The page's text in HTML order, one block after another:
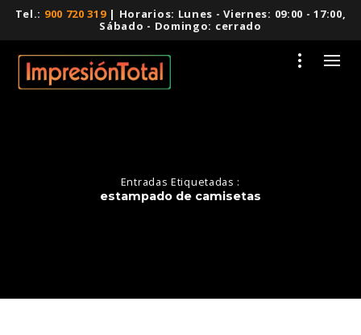
Tel.: 900 720 319| Horarios: Lunes - Viernes: 09:00 - 17:00,
Sábado - Domingo: cerrado
Entradas Etiquetadas :
estampado de camisetas